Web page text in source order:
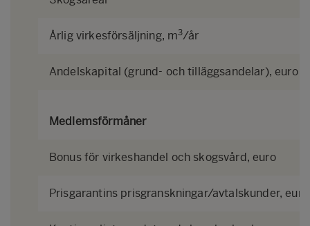
Årlig virkesförsäljning, m3/år
Andelskapital (grund- och tilläggsandelar), euro
Medlemsförmåner
Bonus för virkeshandel och skogsvård, euro
Prisgarantins prisgranskningar/avtalskunder, euro